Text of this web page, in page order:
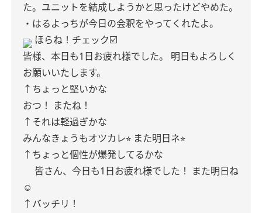
た。ユニットを結成しようかと思ったけどやめた。
・はるよっちが今日の会釈をやってくれたよ。
ほらね！チェック☑️
皆様、本日も1日お疲れ様でした。
明日もよろしく
お願いいたします。
↑ちょっと堅いかな
おつ！
またね！
↑それは軽過ぎかな
みんなきょうもオツカレ⭐︎ また明日ネ⭐︎
↑ちょっと個性が爆発してるかな
皆さん、今日も1日お疲れ様でした！
また明日ね
☺️
↑バッチリ！